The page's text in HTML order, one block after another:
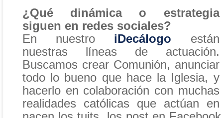
¿Qué dinámica o estrategia
siguen en redes sociales?
En nuestro iDecálogo están
nuestras líneas de actuación.
Buscamos crear Comunión, anunciar
todo lo bueno que hace la Iglesia, y
hacerlo en colaboración con muchas
realidades católicas que actúan